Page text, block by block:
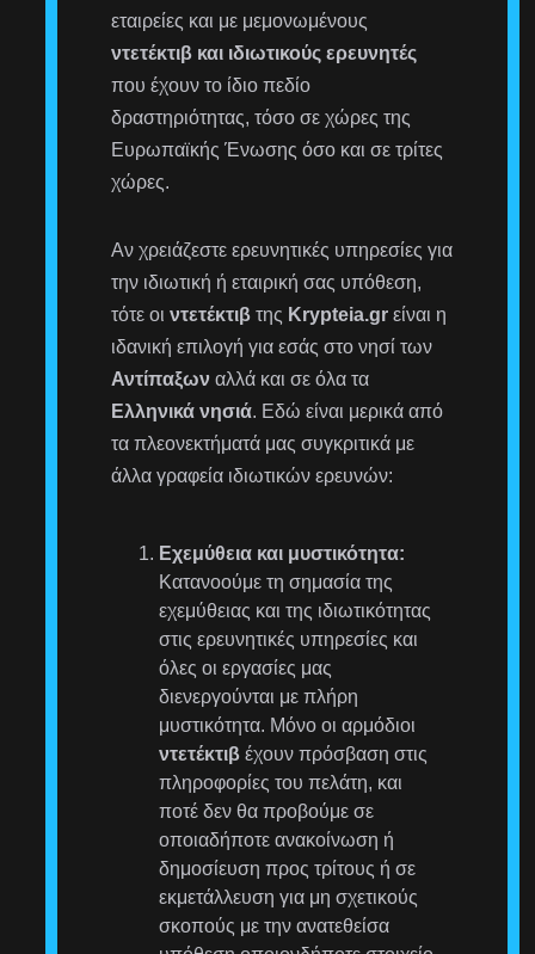
εταιρείες και με μεμονωμένους
ντετέκτιβ και ιδιωτικούς ερευνητές
που έχουν το ίδιο πεδίο
δραστηριότητας, τόσο σε χώρες της
Ευρωπαϊκής Ένωσης όσο και σε τρίτες
χώρες.
Αν χρειάζεστε ερευνητικές υπηρεσίες για
την ιδιωτική ή εταιρική σας υπόθεση,
τότε οιντετέκτιβ της Krypteia.gr είναι η
ιδανική επιλογή για εσάς στο νησί των
Αντίπαξων αλλά και σε όλα τα
Ελληνικά νησιά. Εδώ είναι μερικά από
τα πλεονεκτήματά μας συγκριτικά με
άλλα γραφεία ιδιωτικών ερευνών:
Εχεμύθεια και μυστικότητα:
Κατανοούμε τη σημασία της
εχεμύθειας και της ιδιωτικότητας
στις ερευνητικές υπηρεσίες και
όλες οι εργασίες μας
διενεργούνται με πλήρη
μυστικότητα. Μόνο οι αρμόδιοι
ντετέκτιβ έχουν πρόσβαση στις
πληροφορίες του πελάτη, και
ποτέ δεν θα προβούμε σε
οποιαδήποτε ανακοίνωση ή
δημοσίευση προς τρίτους ή σε
εκμετάλλευση για μη σχετικούς
σκοπούς με την ανατεθείσα